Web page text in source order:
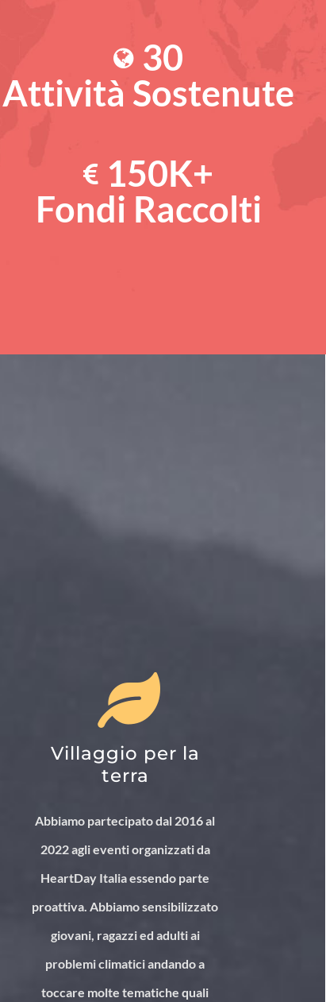
30
Attività Sostenute
150K+
Fondi Raccolti
Villaggio per la
terra
Abbiamo partecipato dal 2016 al
2022 agli eventi organizzati da
HeartDay Italia essendo parte
proattiva. Abbiamo sensibilizzato
giovani, ragazzi ed adulti ai
problemi climatici andando a
toccare molte tematiche quali